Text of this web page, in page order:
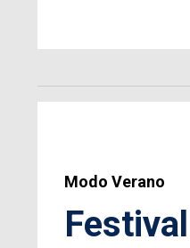
Modo Verano